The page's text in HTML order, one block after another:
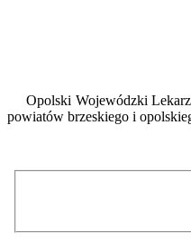
Opolski Wojewódzki Lekarz
powiatów brzeskiego i